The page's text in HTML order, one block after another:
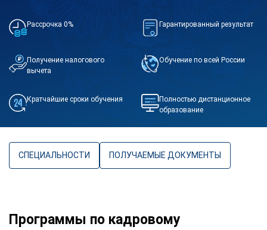
Рассрочка 0% Гарантированный результат
Получение налогового
вычета
Обучение по всей России
Кратчайшие сроки обучения
Полностью дистанционное
образование
СПЕЦИАЛЬНОСТИ ПОЛУЧАЕМЫЕ ДОКУМЕНТЫ
Программы по кадровому